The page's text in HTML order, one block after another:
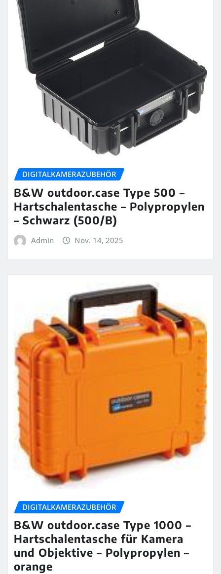
DIGITALKAMERAZUBEHÖR
B&W outdoor.case Type 500 –
Hartschalentasche – Polypropylen
– Schwarz (500/B)
Admin Nov. 14, 2025
DIGITALKAMERAZUBEHÖR
B&W outdoor.case Type 1000 –
Hartschalentasche für Kamera
und Objektive – Polypropylen –
orange